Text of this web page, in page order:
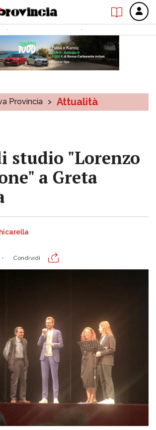
Provincia > Attualità
studio "Lorenzo
a Greta
Condividi